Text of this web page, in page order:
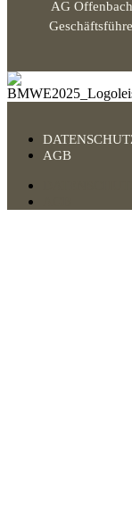
AG
AGB